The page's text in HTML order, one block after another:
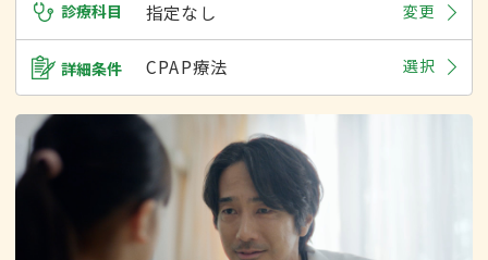
診療科目 指定なし 変更
詳細条件 CPAP療法 選択